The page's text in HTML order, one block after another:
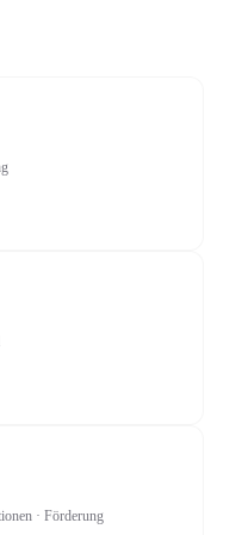
· Förderung